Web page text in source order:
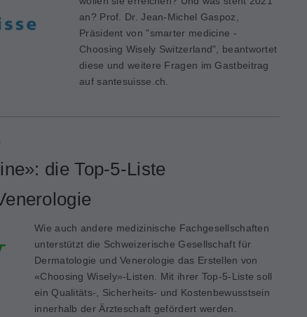
an? Prof. Dr. Jean-Michel Gaspoz,
Präsident von "smarter medicine -
Choosing Wisely Switzerland", beantwortet
diese und weitere Fragen im Gastbeitrag
auf santesuisse.ch.
die Top-5-Liste
Wie auch andere medizinische Fachgesellschaften
unterstützt die Schweizerische Gesellschaft für
Dermatologie und Venerologie das Erstellen von
«Choosing Wisely»-Listen. Mit ihrer Top-5-Liste soll
ein Qualitäts-, Sicherheits- und Kostenbewusstsein
innerhalb der Ärzteschaft gefördert werden.